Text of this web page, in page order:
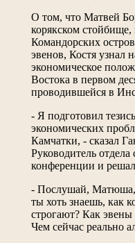
О том, что Матвей
корякском стойбище,
Командорских
эвенов, Костя узнал
экономическое
Востока в первом
проводившейся в
- Я подготовил
экономических
Камчатки, - сказал
Руководитель
конференции и
- Послушай, Матюша,
ты хоть знаешь, как
строгают? Как эвены
Чем сейчас реально